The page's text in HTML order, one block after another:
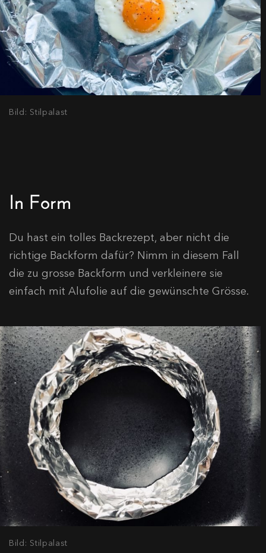
Bild: Stilpalast
In Form
Du hast ein tolles Backrezept, aber nicht die
richtige Backform dafür? Nimm in diesem Fall
die zu grosse Backform und verkleinere sie
einfach mit Alufolie auf die gewünschte Grösse.
Bild: Stilpalast